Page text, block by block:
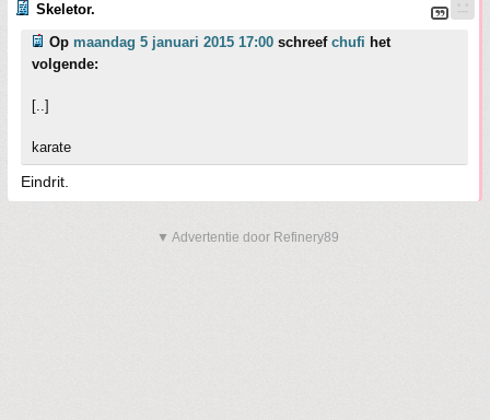
Skeletor.
Op maandag 5 januari 2015 17:00 schreef chufi het
volgende:
[..]
karate
Eindrit.
▼ Advertentie door Refinery89